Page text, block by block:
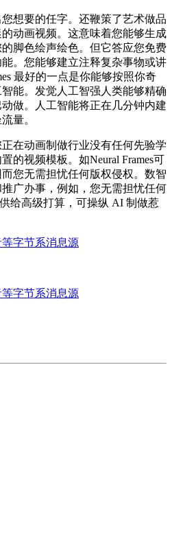
要的任字。还鞭策了艺术做品
动画视频。这意味着您能够生成
脚色绘声绘色。但它答应您免费
。您能够建立注释复杂事物或讲
最好的一点是你能够按照你奇
能。发觉人工智强人类能够精确
做。人工智能将正在几分钟内建
量。
动画制做行业没有任何先验学
的视频模板。如Neural Frames可
您无需担忧任何版权侵权。数智
广办事，例如，您无需担忧任何
给高级打算，可操纵 AI 制做惹
字节系消息源
字节系消息源